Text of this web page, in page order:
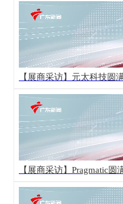
【展商采访】元太科技圆
【展商采访】Pragmatic